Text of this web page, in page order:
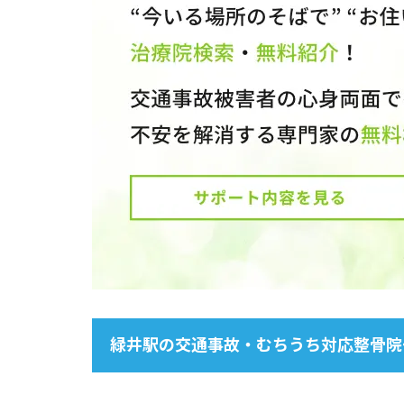
緑井駅の交通事故・むちうち対応整骨